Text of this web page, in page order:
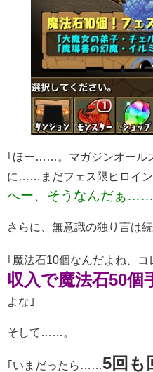
｢ほー……。マガジンオール
に……まだフェス限ヒロイン
へー、そうなんだぁ……
さらに、無意識の独り言は続
｢魔法石10個なんだよね、コ
収入で魔法石50個
よな｣
そして……。
｢いまだったら…… 5回も